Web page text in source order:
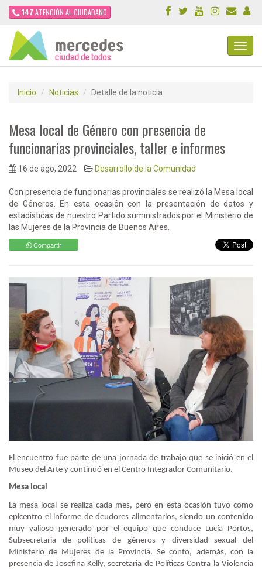
147 ATENCIÓN AL CIUDADANO
Inicio Noticias Detalle de la noticia
Mesa local de Género con presencia de
funcionarias provinciales, taller e informes
16 de ago, 2022 Desarrollo de la Comunidad
Con presencia de funcionarias provinciales se realizó la Mesa local
de Géneros. En esta ocasión con la presentación de datos y
estadísticas de nuestro Partido suministrados por el Ministerio de
las Mujeres de la Provincia de Buenos Aires.
Compartir
El encuentro fue parte de una jornada de trabajo que se inició en el
Museo del Arte y continuó en el Centro Integrador Comunitario.
Mesa local
La mesa local se realiza cada mes, pero en esta ocasión tuvo como
epicentro el informe de deudores alimentarios, siendo un contenido
muy valioso generado por el equipo que conduce Lucía Portos,
Subsecretaria de políticas de géneros y diversidad sexual del
Ministerio de Mujeres de la Provincia. Se conto, además, con la
presencia de Josefina Kelly, secretaria de Políticas Contra la Violencia